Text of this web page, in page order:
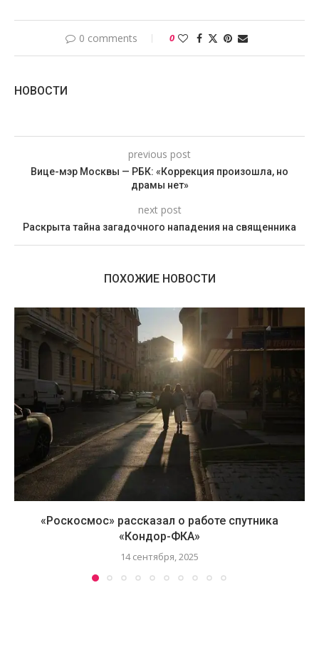
0 comments 0
НОВОСТИ
previous post
Вице-мэр Москвы — РБК: «Коррекция произошла, но
драмы нет»
next post
Раскрыта тайна загадочного нападения на священника
ПОХОЖИЕ НОВОСТИ
«Роскосмос» рассказал о работе спутника
«Кондор-ФКА»
14 сентября, 2025